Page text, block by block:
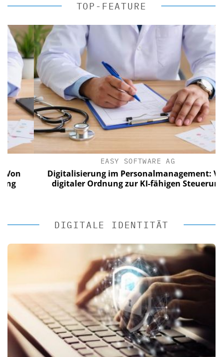
TOP-FEATURE
EASY SOFTWARE AG
Digitalisierung im Personalmanagement: Von
digitaler Ordnung zur KI-fähigen Steuerung
DIGITALE IDENTITÄT